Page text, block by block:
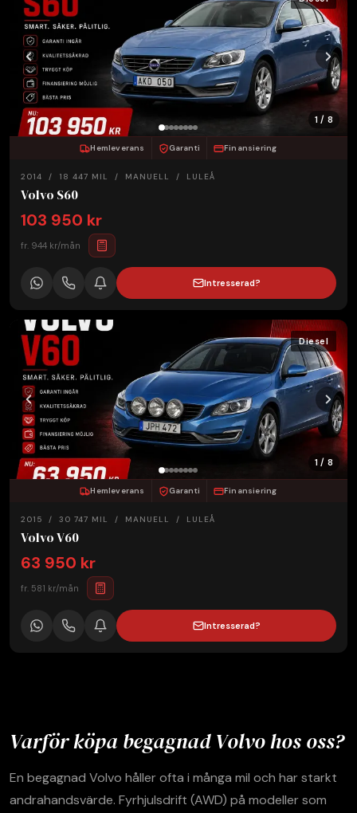
1 / 8
Hemleverans Garanti Finansiering
2014 / 18 447 MIL / MANUELL / LULEÅ
Volvo S60
103 950 kr
fr. 944 kr/mån
Intresserad?
Diesel
1 / 8
Hemleverans Garanti Finansiering
2015 / 30 747 MIL / MANUELL / LULEÅ
Volvo V60
63 950 kr
fr. 581 kr/mån
Intresserad?
Varför köpa begagnad Volvo hos oss?
En begagnad Volvo håller ofta i många mil och har starkt
andrahandsvärde. Fyrhjulsdrift (AWD) på modeller som